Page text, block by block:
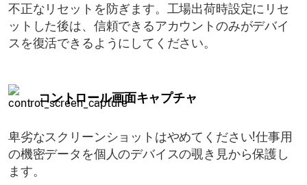
不正なリセットを防ぎます。工場出荷時設定にリセ
ットした後は、信頼できるアカウントのみがデバイ
スを復活できるようにしてください。
コントロール画面キャプチャ
卑劣なスクリーンショットはやめてください!仕事用
の機密データを個人のデバイスの覗き見から保護し
ます。